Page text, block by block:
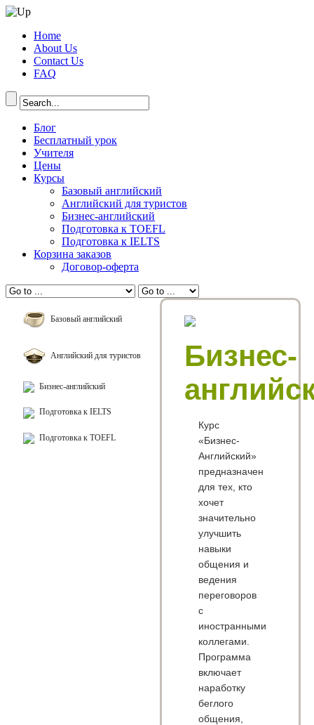
Home
About Us
Contact Us
FAQ
Блог
Бесплатный урок
Учителя
Цены
Курсы
Базовый английский
Английский для туристов
Бизнес-английский
Подготовка к TOEFL
Подготовка к IELTS
Корзина заказов
Договор-оферта
Базовый английский
Английский для туристов
Бизнес-английский
Подготовка к IELTS
Подготовка к TOEFL
Бизнес-
Курс
«Бизнес-
Английский»
предназначен
для тех, кто
хочет
значительно
улучшить
навыки
общения и
ведения
переговоров
с
иностранными
коллегами.
Программа
включает
наработку
беглого
общения,